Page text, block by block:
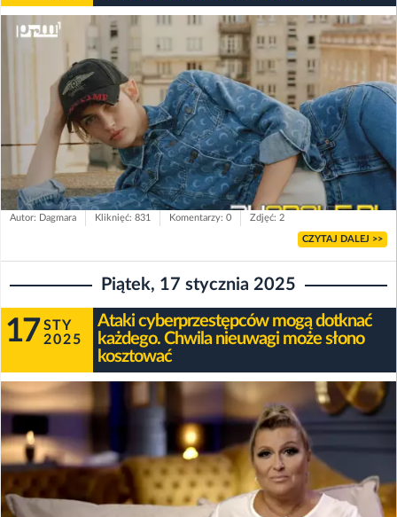
Autor: Dagmara Kliknięć: 831 Komentarzy: 0 Zdjęć: 2
CZYTAJ DALEJ >>
Piątek, 17 stycznia 2025
17 STY
2025
Ataki cyberprzestępców mogą dotknać
każdego. Chwila nieuwagi może słono
kosztować